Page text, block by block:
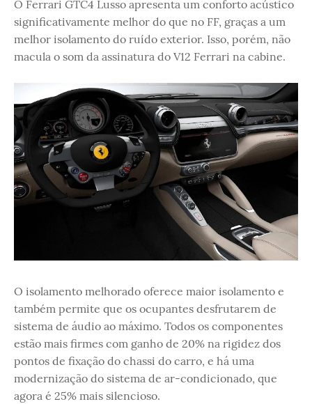
O Ferrari GTC4 Lusso apresenta um conforto acústico
significativamente melhor do que no FF, graças a um
melhor isolamento do ruído exterior. Isso, porém, não
macula o som da assinatura do V12 Ferrari na cabine.
O isolamento melhorado oferece maior isolamento e
também permite que os ocupantes desfrutarem de
sistema de áudio ao máximo. Todos os componentes
estão mais firmes com ganho de 20% na rigidez dos
pontos de fixação do chassi do carro, e há uma
modernização do sistema de ar-condicionado, que
agora é 25% mais silencioso.